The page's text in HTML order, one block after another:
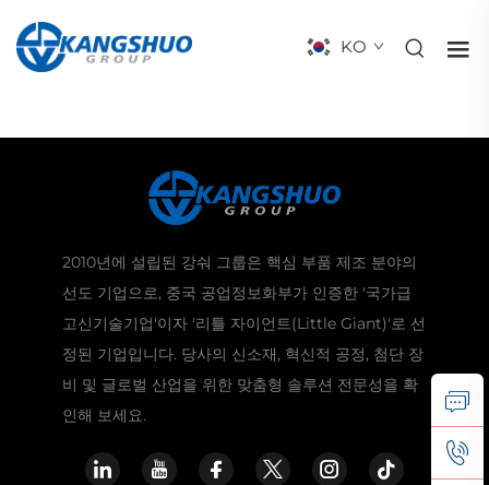
KO
2010년에 설립된 강숴 그룹은 핵심 부품 제조 분야의
선도 기업으로, 중국 공업정보화부가 인증한 '국가급
고신기술기업'이자 '리틀 자이언트(Little Giant)'로 선
정된 기업입니다. 당사의 신소재, 혁신적 공정, 첨단 장
비 및 글로벌 산업을 위한 맞춤형 솔루션 전문성을 확
인해 보세요.